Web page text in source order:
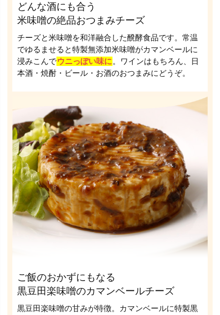
どんな酒にも合う
米味噌の絶品おつまみチーズ
チーズと米味噌を和洋融合した醗酵食品です。常温
でゆるませると特製無添加米味噌がカマンベールに
浸みこんでウニっぽい味に 。ワインはもちろん、日
本酒・焼酎・ビール・お酒のおつまみにどうぞ。
ご飯のおかずにもなる
黒豆田楽味噌のカマンベールチーズ
黒豆田楽味噌の甘みが特徴。カマンベールに特製黒